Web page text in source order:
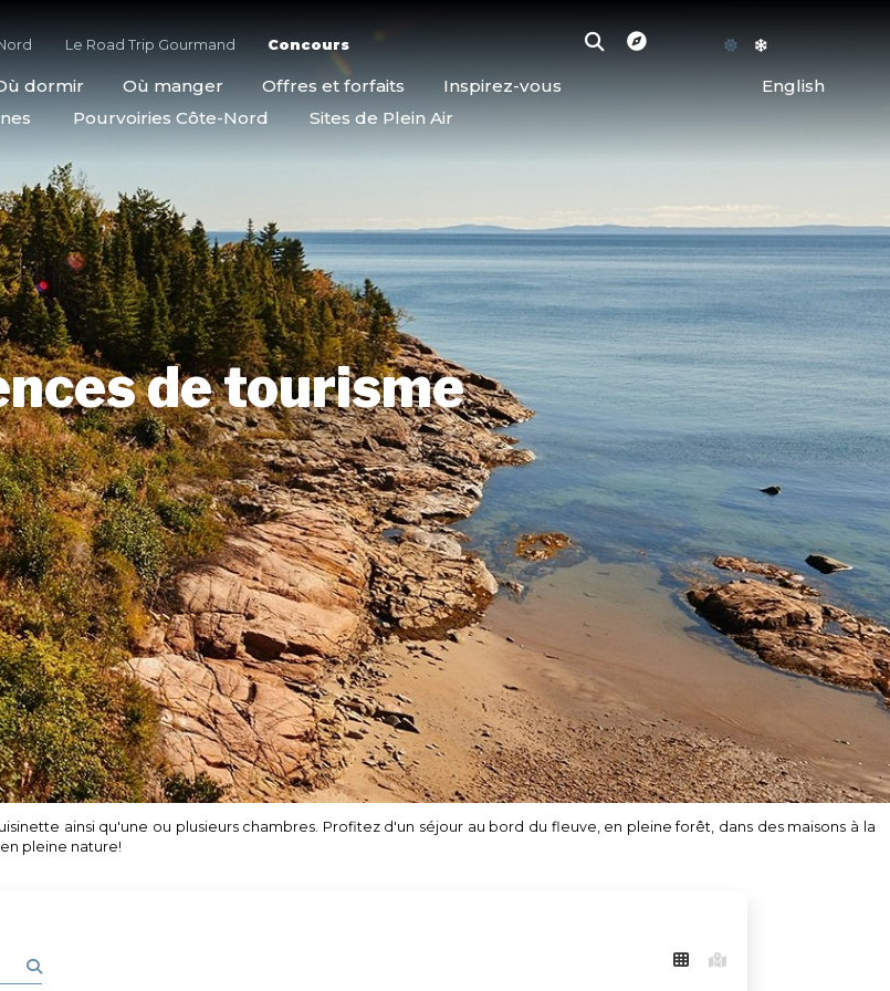
Le Road Trip Gourmand Concours
dormir Où manger Offres et forfaits Inspirez-vous
English
Pourvoiries Côte-Nord Sites de Plein Air
de tourisme
ainsi qu'une ou plusieurs chambres. Profitez d'un séjour au bord du fleuve, en pleine forêt, dans des maisons à la
pleine nature!